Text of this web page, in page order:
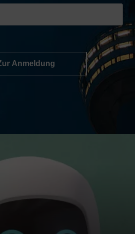
Anmeldung